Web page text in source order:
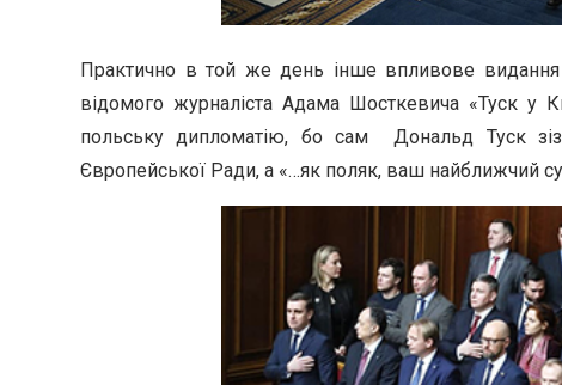
Практично в той же день інше впливове видання
відомого журналіста Адама Шосткевича «Туск у
польську дипломатію, бо сам Дональд Туск
Європейської Ради, а «…як поляк, ваш найближчий